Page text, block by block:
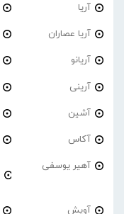
آریا
آریا عصاران
آریانو
آرینی
آشین
آکاس
آهیر یوسفی
آویش